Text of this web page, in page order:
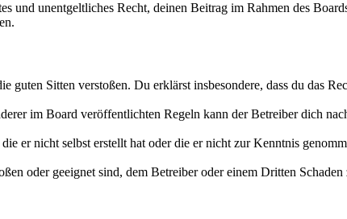
und unentgeltliches Recht, deinen Beitrag im Rahmen des
Sitten verstoßen. Du erklärst insbesondere, dass du das
im Board veröffentlichten Regeln kann der Betreiber dich
er nicht selbst erstellt hat oder die er nicht zur Kenntnis
oder geeignet sind, dem Betreiber oder einem Dritten Schaden